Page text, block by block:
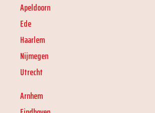
Apeldoorn
Ede
Haarlem
Nijmegen
Utrecht
Arnhem